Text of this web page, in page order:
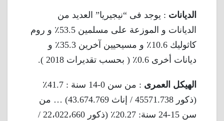
الديانات : يوجد فى “نيجيريا” العديد من
الديانات و الموزعة على مسلمين 53.5٪ و روم
كاثوليك 10.6٪ و مسيحيين آخرين 35.3٪ و
ديانات أخرى 0.6٪ ( بحسب تقديرات 2018 ).
الهيكل العمرى
: من سن 0-14 سنة : 41.7٪
(ذكور 45571.738 / إناث 43.674.769) … من
سن 15-24 سنة: 20.27٪ (ذكور 22،022،660 /